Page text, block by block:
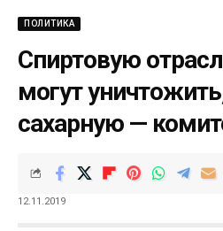
ПОЛИТИКА
Спиртовую
могут
сахарную —
12.11.2019